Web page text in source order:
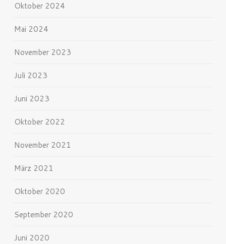
Oktober 2024
Mai 2024
November 2023
Juli 2023
Juni 2023
Oktober 2022
November 2021
März 2021
Oktober 2020
September 2020
Juni 2020